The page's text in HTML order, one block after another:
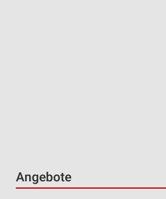
Angebote